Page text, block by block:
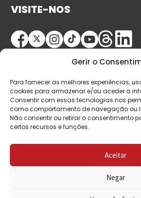
Gerir o
Para fornecer as melhores experiências,
cookies para armazenar e/ou aceder a
Consentir com essas tecnologias nos
como comportamento de navegação ou
Não consentir ou retirar o consentimento
certos recursos e funções.
Aceitar
Negar
VISITE-NOS
© Copyright 2026 Saída de
direitos